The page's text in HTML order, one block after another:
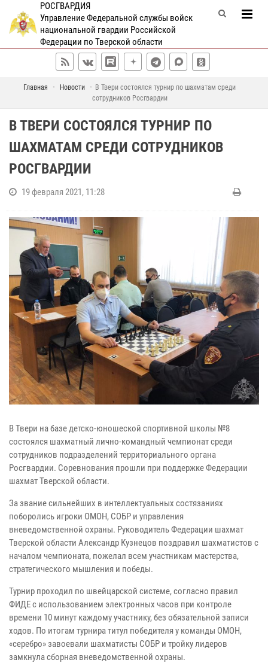
РОСГВАРДИЯ
Управление Федеральной службы войск
национальной гвардии Российской
Федерации по Тверской области
Главная Новости
В Твери состоялся турнир по шахматам среди
сотрудников Росгвардии
В ТВЕРИ СОСТОЯЛСЯ ТУРНИР ПО
ШАХМАТАМ СРЕДИ СОТРУДНИКОВ
РОСГВАРДИИ
19 февраля 2021, 11:28
В Твери на базе детско-юношеской спортивной школы №8
состоялся шахматный лично-командный чемпионат среди
сотрудников подразделений территориального органа
Росгвардии. Соревнования прошли при поддержке Федерации
шахмат Тверской области.
За звание сильнейших в интеллектуальных состязаниях
поборолись игроки ОМОН, СОБР и управления
вневедомственной охраны. Руководитель Федерации шахмат
Тверской области Александр Кузнецов поздравил шахматистов с
началом чемпионата, пожелал всем участникам мастерства,
стратегического мышления и победы.
Турнир проходил по швейцарской системе, согласно правил
ФИДЕ с использованием электронных часов при контроле
времени 10 минут каждому участнику, без обязательной записи
ходов. По итогам турнира титул победителя у команды ОМОН,
«серебро» завоевали шахматисты СОБР и тройку лидеров
замкнула сборная вневедомственной охраны.